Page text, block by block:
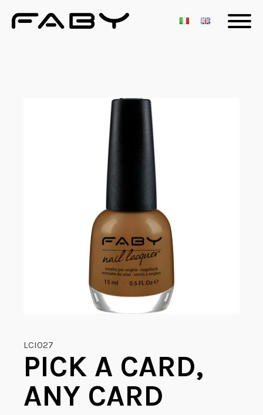
LCI027
PICK A CARD,
ANY CARD